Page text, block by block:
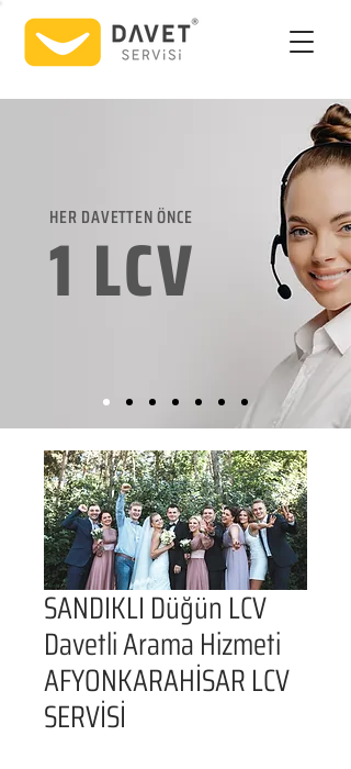
HER DAVETTEN ÖNCE
1 LCV
SANDIKLI Düğün LCV
Davetli Arama Hizmeti
AFYONKARAHİSAR LCV
SERVİSİ